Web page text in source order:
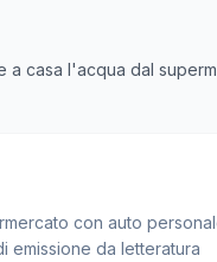
a casa l'acqua dal
con auto
emissione da letteratura